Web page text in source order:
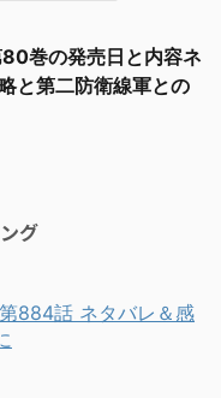
巻の発売日と内容ネ
と第二防衛線軍との
グ
884話 ネタバレ＆感